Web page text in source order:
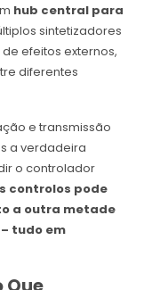
hub central para
sintetizadores
efeitos externos,
diferentes
e transmissão
a verdadeira
o controlador
controlos pode
a outra metade
tudo em